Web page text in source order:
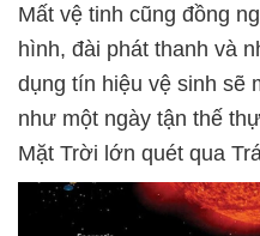
Mất vệ tinh cũng đồng
hình, đài phát thanh và
dụng tín hiệu vệ sinh sẽ
như một ngày tận thế
Mặt Trời lớn quét qua